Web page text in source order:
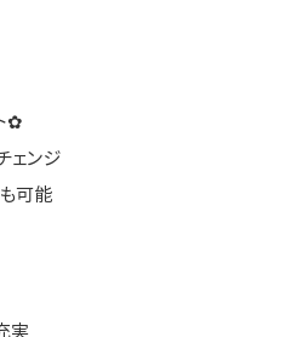
✿
ェンジ
可能
実